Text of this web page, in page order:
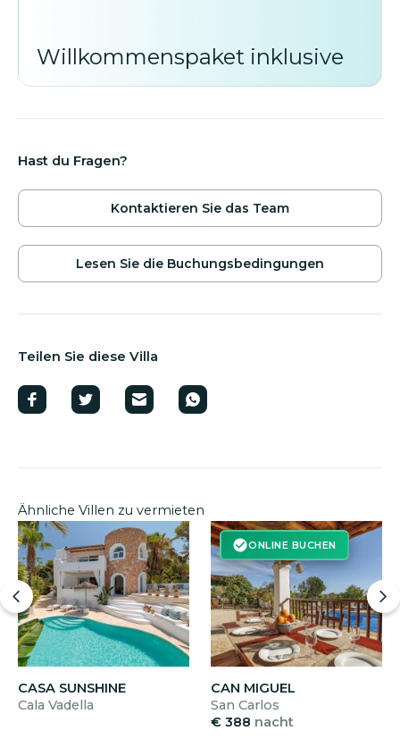
Willkommenspaket inklusive
Hast du Fragen?
Kontaktieren Sie das Team
Lesen Sie die Buchungsbedingungen
Teilen Sie diese Villa
Ähnliche Villen zu vermieten
CASA SUNSHINE
Cala Vadella
ONLINE BUCHEN
CAN MIGUEL
San Carlos
€ 388 nacht